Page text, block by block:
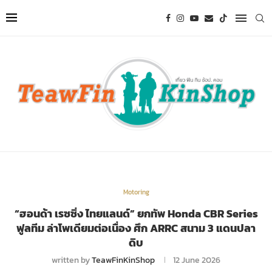
Motoring
“ฮอนด้า เรซซิ่ง ไทยแลนด์” ยกทัพ Honda CBR Series
ฟูลทีม ล่าโพเดียมต่อเนื่อง ศึก ARRC สนาม 3 แดนปลา
ดิบ
written byTeawFinKinShop 12 June 2026